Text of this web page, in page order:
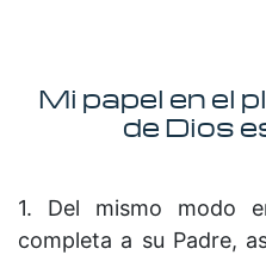
Mi papel en el
de Dios
1. Del mismo modo
completa a su Padre,